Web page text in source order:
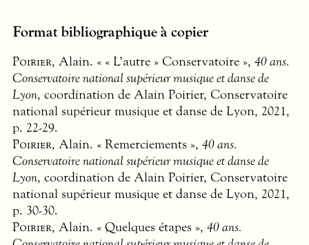
Format bibliographique à copier
Poirier, Alain. « « L’autre » Conservatoire », 40 ans.
Conservatoire national supérieur musique et danse de
Lyon, coordination de Alain Poirier, Conservatoire
national supérieur musique et danse de Lyon, 2021,
p. 22-29.
Poirier, Alain. « Remerciements », 40 ans.
Conservatoire national supérieur musique et danse de
Lyon, coordination de Alain Poirier, Conservatoire
national supérieur musique et danse de Lyon, 2021,
p. 30-30.
Poirier, Alain. « Quelques étapes », 40 ans.